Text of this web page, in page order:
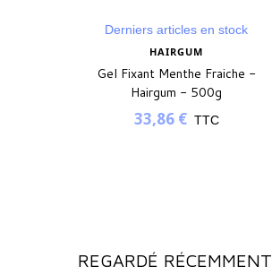
Derniers articles en stock
HAIRGUM
Gel Fixant Menthe Fraiche -
Hairgum - 500g
33,86 € TTC
REGARDÉ RÉCEMMENT